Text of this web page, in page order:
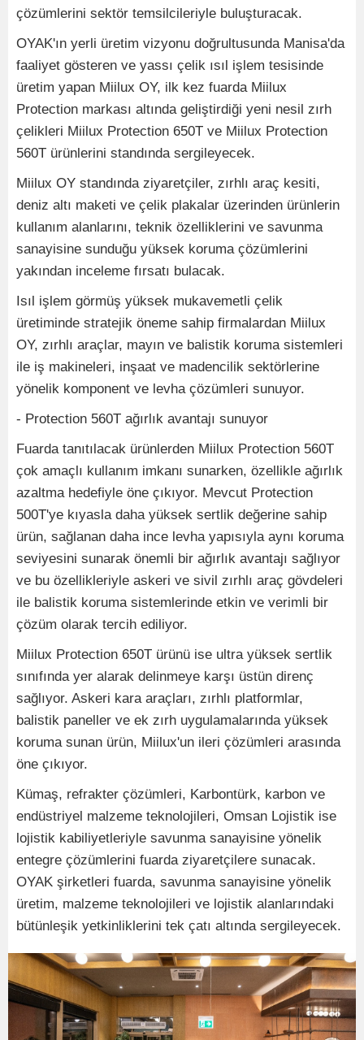
çözümlerini sektör temsilcileriyle buluşturacak.
OYAK'ın yerli üretim vizyonu doğrultusunda Manisa'da
faaliyet gösteren ve yassı çelik ısıl işlem tesisinde
üretim yapan Miilux OY, ilk kez fuarda Miilux
Protection markası altında geliştirdiği yeni nesil zırh
çelikleri Miilux Protection 650T ve Miilux Protection
560T ürünlerini standında sergileyecek.
Miilux OY standında ziyaretçiler, zırhlı araç kesiti,
deniz altı maketi ve çelik plakalar üzerinden ürünlerin
kullanım alanlarını, teknik özelliklerini ve savunma
sanayisine sunduğu yüksek koruma çözümlerini
yakından inceleme fırsatı bulacak.
Isıl işlem görmüş yüksek mukavemetli çelik
üretiminde stratejik öneme sahip firmalardan Miilux
OY, zırhlı araçlar, mayın ve balistik koruma sistemleri
ile iş makineleri, inşaat ve madencilik sektörlerine
yönelik komponent ve levha çözümleri sunuyor.
- Protection 560T ağırlık avantajı sunuyor
Fuarda tanıtılacak ürünlerden Miilux Protection 560T
çok amaçlı kullanım imkanı sunarken, özellikle ağırlık
azaltma hedefiyle öne çıkıyor. Mevcut Protection
500T'ye kıyasla daha yüksek sertlik değerine sahip
ürün, sağlanan daha ince levha yapısıyla aynı koruma
seviyesini sunarak önemli bir ağırlık avantajı sağlıyor
ve bu özellikleriyle askeri ve sivil zırhlı araç gövdeleri
ile balistik koruma sistemlerinde etkin ve verimli bir
çözüm olarak tercih ediliyor.
Miilux Protection 650T ürünü ise ultra yüksek sertlik
sınıfında yer alarak delinmeye karşı üstün direnç
sağlıyor. Askeri kara araçları, zırhlı platformlar,
balistik paneller ve ek zırh uygulamalarında yüksek
koruma sunan ürün, Miilux'un ileri çözümleri arasında
öne çıkıyor.
Kümaş, refrakter çözümleri, Karbontürk, karbon ve
endüstriyel malzeme teknolojileri, Omsan Lojistik ise
lojistik kabiliyetleriyle savunma sanayisine yönelik
entegre çözümlerini fuarda ziyaretçilere sunacak.
OYAK şirketleri fuarda, savunma sanayisine yönelik
üretim, malzeme teknolojileri ve lojistik alanlarındaki
bütünleşik yetkinliklerini tek çatı altında sergileyecek.